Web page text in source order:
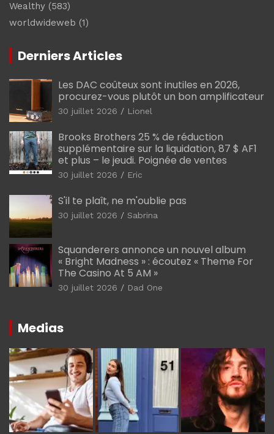
Wealthy (583)
worldwideweb (1)
Derniers Articles
Les DAC coûteux sont inutiles en 2026,
procurez-vous plutôt un bon amplificateur
30 juillet 2026 Lionel
Brooks Brothers 25 % de réduction
supplémentaire sur la liquidation, 87 $ AF1
et plus – le jeudi. Poignée de ventes
30 juillet 2026 Eric
S'il te plaît, ne m'oublie pas
30 juillet 2026 Sabrina
Squanderers annonce un nouvel album
« Bright Madness » : écoutez « Theme For
The Casino At 5 AM »
30 juillet 2026 Dad One
Medias